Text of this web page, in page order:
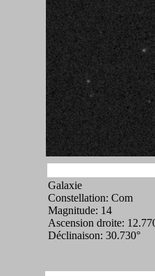
Galaxie
Constellation: Com
Magnitude: 14
Ascension droite:
Déclinaison: 30.730°